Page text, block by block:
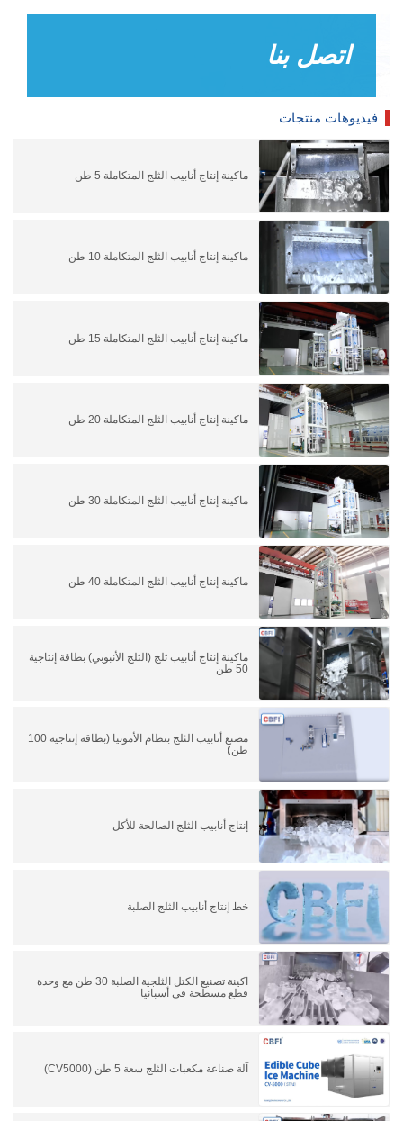
اتصل بنا
فيديوهات منتجات
ماكينة إنتاج أنابيب الثلج المتكاملة 5 طن
ماكينة إنتاج أنابيب الثلج المتكاملة 10 طن
ماكينة إنتاج أنابيب الثلج المتكاملة 15 طن
ماكينة إنتاج أنابيب الثلج المتكاملة 20 طن
ماكينة إنتاج أنابيب الثلج المتكاملة 30 طن
ماكينة إنتاج أنابيب الثلج المتكاملة 40 طن
ماكينة إنتاج أنابيب ثلج (الثلج الأنبوبي) بطاقة إنتاجية
50 طن
مصنع أنابيب الثلج بنظام الأمونيا (بطاقة إنتاجية 100
طن)
إنتاج أنابيب الثلج الصالحة للأكل
خط إنتاج أنابيب الثلج الصلبة
اكينة تصنيع الكتل الثلجية الصلبة 30 طن مع وحدة
قطع مسطحة في أسبانيا
آلة صناعة مكعبات الثلج سعة 5 طن (CV5000)